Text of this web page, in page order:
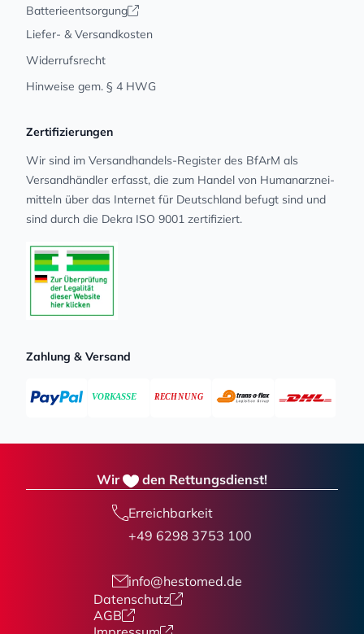
Batterieentsorgung
Liefer- & Versandkosten
Widerrufsrecht
Hinweise gem. § 4 HWG
Zertifizierungen
Wir sind im Versandhandels-Register des BfArM als
Versandhändler erfasst, die zum Handel von Human­arz­nei­
mit­teln über das Internet für Deutschland befugt sind und
sind durch die Dekra ISO 9001 zertifiziert.
Zahlung & Versand
Wir den Rettungsdienst!
Erreichbarkeit
+49 6298 3753 100
info@hestomed.de
Datenschutz
AGB